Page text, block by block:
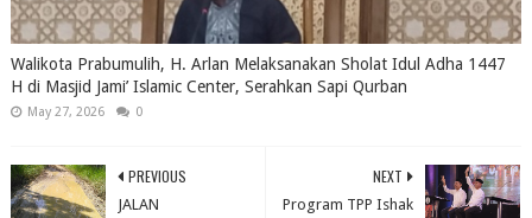
Walikota Prabumulih, H. Arlan Melaksanakan Sholat Idul Adha 1447
H di Masjid Jami’ Islamic Center, Serahkan Sapi Qurban
May 27, 2026 0
NEXT
Program TPP Ishak
PREVIOUS
JALAN